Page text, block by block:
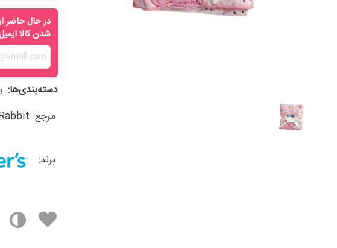
در حال حاضر
شدن کالا
دسته‌بندی‌ها:
مرجع:
برند: